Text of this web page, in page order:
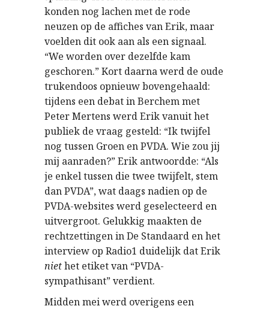
konden nog lachen met de rode
neuzen op de affiches van Erik, maar
voelden dit ook aan als een signaal.
“We worden over dezelfde kam
geschoren.” Kort daarna werd de oude
trukendoos opnieuw bovengehaald:
tijdens een debat in Berchem met
Peter Mertens werd Erik vanuit het
publiek de vraag gesteld: “Ik twijfel
nog tussen Groen en PVDA. Wie zou jij
mij aanraden?” Erik antwoordde: “Als
je enkel tussen die twee twijfelt, stem
dan PVDA”, wat daags nadien op de
PVDA-websites werd geselecteerd en
uitvergroot. Gelukkig maakten de
rechtzettingen in De Standaard en het
interview op Radio1 duidelijk dat Erik
niethet etiket van “PVDA-
sympathisant” verdient.
Midden mei werd overigens een